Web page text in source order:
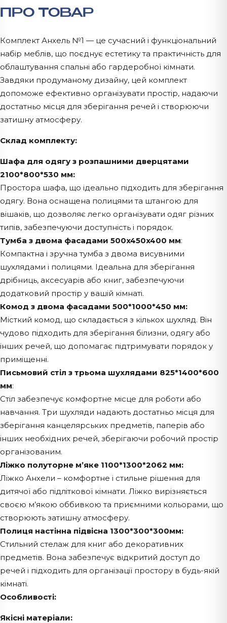
ПРО ТОВАР
Комплект Анхель №1 — це сучасний і функціональний
набір меблів, що поєднує естетику та практичність для
облаштування спальні або гардеробної кімнати.
Завдяки продуманому дизайну, цей комплект
допоможе ефективно організувати простір, надаючи
достатньо місця для зберігання речей і створюючи
затишну атмосферу.
Склад комплекту:
Шафа для одягу з розпашними дверцятами
2100*800*530 мм:
Простора шафа, що ідеально підходить для зберігання
одягу. Вона оснащена полицями та штангою для
вішаків, що дозволяє легко організувати одяг різних
типів, забезпечуючи доступність і порядок.
Тумба з двома фасадами 500x450x400 мм:
Компактна і зручна тумба з двома висувними
шухлядами і полицями. Ідеальна для зберігання
дрібниць, аксесуарів або книг, забезпечуючи
додатковий простір у вашій кімнаті.
Комод з двома фасадами 500*1000*450 мм:
Місткий комод, що складається з кількох шухляд. Він
чудово підходить для зберігання білизни, одягу або
інших речей, що допомагає підтримувати порядок у
приміщенні.
Письмовий стіл з трьома шухлядами 825*1400*600
мм:
Стіл забезпечує комфортне місце для роботи або
навчання. Три шухляди надають достатньо місця для
зберігання канцелярських предметів, паперів або
інших необхідних речей, зберігаючи робочий простір
організованим.
Ліжко полуторне м’яке 1100*1300*2062 мм:
Ліжко Анхели – комфортне і стильне рішення для
дитячої або підліткової кімнати. Ліжко вирізняється
своєю м’якою оббивкою та приємними кольорами, що
створюють затишну атмосферу.
Полиця настінна підвісна 1300*300*300мм:
Стильний стелаж для книг або декоративних
предметів. Вона забезпечує відкритий доступ до
речей і підходить для організації простору в будь-якій
кімнаті.
Особливості:
Якісні матеріали: